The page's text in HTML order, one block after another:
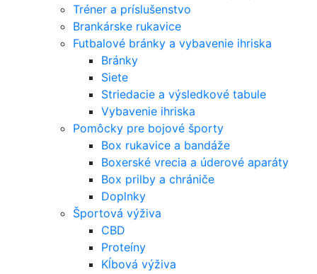
Tréner a príslušenstvo
Brankárske rukavice
Futbalové bránky a vybavenie ihriska
Bránky
Siete
Striedacie a výsledkové tabule
Vybavenie ihriska
Pomôcky pre bojové športy
Box rukavice a bandáže
Boxerské vrecia a úderové aparáty
Box prilby a chrániče
Doplnky
Športová výživa
CBD
Proteíny
Kĺbová výživa